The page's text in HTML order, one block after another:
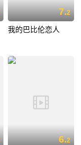
7.2
我的巴比伦恋人
6.2